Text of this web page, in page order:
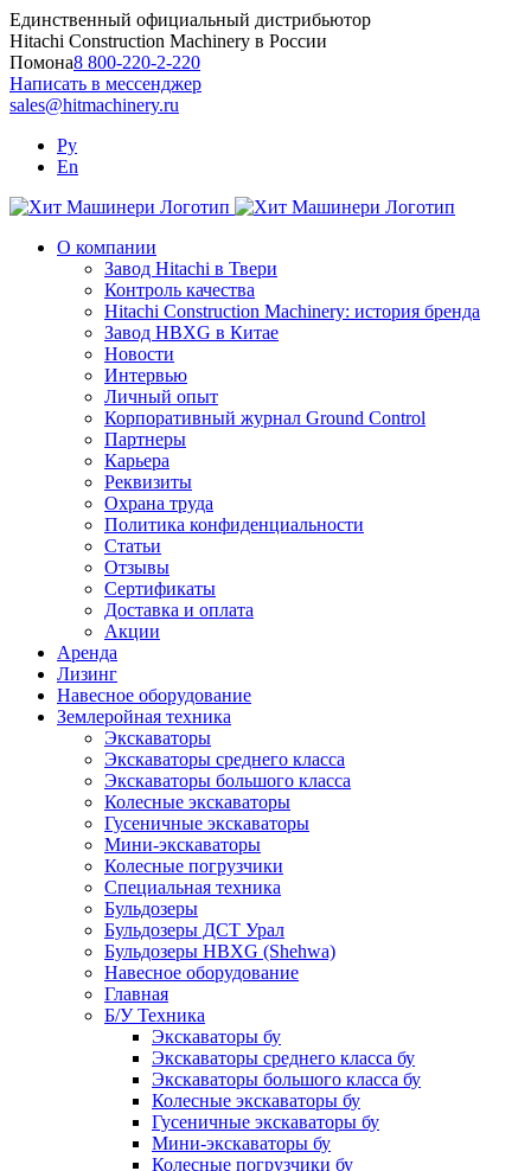
Skip
to
content
Единственный официальный дистрибьютор
Hitachi Construction Machinery в России
Помона8 800-220-2-220
Написать в мессенджер
sales@hitmachinery.ru
Ру
En
О компании
Завод Hitachi в Твери
Контроль качества
Hitachi Construction Machinery: история бренда
Завод HBXG в Китае
Новости
Интервью
Личный опыт
Корпоративный журнал Ground Control
Партнеры
Карьера
Реквизиты
Охрана труда
Политика конфиденциальности
Статьи
Отзывы
Сертификаты
Доставка и оплата
Акции
Аренда
Лизинг
Навесное оборудование
Землеройная техника
Экскаваторы
Экскаваторы среднего класса
Экскаваторы большого класса
Колесные экскаваторы
Гусеничные экскаваторы
Мини-экскаваторы
Колесные погрузчики
Специальная техника
Бульдозеры
Бульдозеры ДСТ Урал
Бульдозеры HBXG (Shehwa)
Навесное оборудование
Главная
Б/У Техника
Экскаваторы бу
Экскаваторы среднего класса бу
Экскаваторы большого класса бу
Колесные экскаваторы бу
Гусеничные экскаваторы бу
Мини-экскаваторы бу
Колесные погрузчики бу